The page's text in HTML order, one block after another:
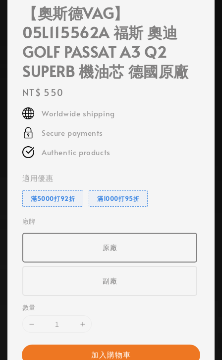
【奧斯德VAG】
05L115562A 福斯 奧迪
GOLF PASSAT A3 Q2
SUPERB 機油芯 德國原廠
Regular
price
NT$ 550
Worldwide shipping
Secure payments
Authentic products
適用優惠
滿5000打92折 滿1000打95折
廠牌
原廠
副廠
數量
加入購物車